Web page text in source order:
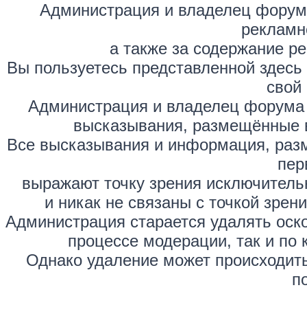
Администрация и владелец
а также за содержание
Вы пользуетесь представленной
свой
Администрация и владелец форума
высказывания, размещённые
Все высказывания и информация,
выражают точку зрения
и никак не связаны с точкой
Администрация старается удалять
процессе модерации, так и по
Однако удаление может